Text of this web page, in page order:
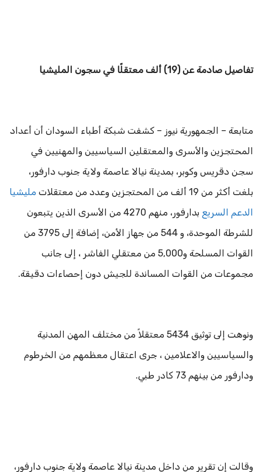
تفاصيل صادمة عن (19) ألف معتقلًا في سجون المليشيا
متابعة – الجمهورية نيوز – كشفت شبكة أطباء السودان أن أعداد
المحتجزين والأسرى والمعتقلين السياسيين والمهنيين في
سجن دقريس وكوبر، بمدينة نيالا عاصمة ولاية جنوب دارفور،
بلغت أكثر من 19 ألف من المحتجزين وعدد من معتقلات
مليشيا
الدعم السريع
بدارفور، منهم 4270 من الأسرى الذين يتبعون
للشرطة الموحدة، و 544 من جهاز الأمن، إضافة إلى 3795 من
القوات المسلحة و5,000 من معتقلي الفاشر ، إلى جانب
مجموعات من القوات المساندة للجيش دون إحصاءات دقيقة.
ونوهت إلى توثيق 5434 معتقلاً من مختلف المهن المدنية
والسياسيين والاعلامين ، جرى اعتقال معظمهم من الخرطوم
ودارفور من بينهم 73 كادر طبي.
وقالت إن تقرير من داخل مدينة نيالا عاصمة ولاية جنوب دارفور،